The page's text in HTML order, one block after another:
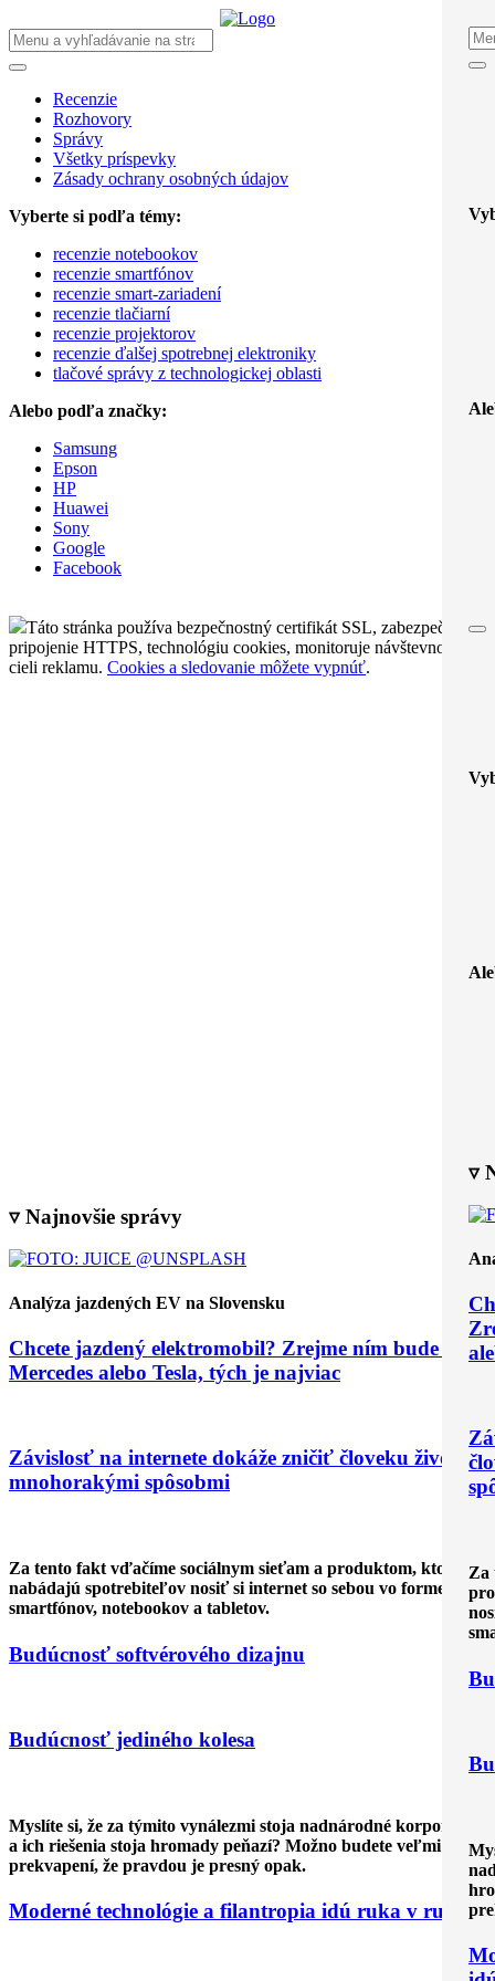
▿
Za
Recenzie
Rozhovory
Správy
Všetky príspevky
Zásady ochrany osobných údajov
Vyberte si podľa témy:
recenzie notebookov
recenzie smartfónov
recenzie smart-zariadení
recenzie tlačiarní
recenzie projektorov
recenzie ďalšej spotrebnej elektroniky
tlačové správy z technologickej oblasti
Alebo podľa značky:
Samsung
Epson
HP
Huawei
Sony
Google
Facebook
Táto stránka používa bezpečnostný certifikát SSL, zabezpečené
pripojenie HTTPS, technológiu cookies, monitoruje návštevnosť a
cieli reklamu. Cookies a sledovanie môžete vypnúť.
▿ Najnovšie správy
Analýza jazdených EV na Slovensku
Chcete jazdený elektromobil? Zrejme ním bude VW,
Mercedes alebo Tesla, tých je najviac
Závislosť na internete dokáže zničiť človeku život
mnohorakými spôsobmi
Za tento fakt vďačíme sociálnym sieťam a produktom, ktoré
nabádajú spotrebiteľov nosiť si internet so sebou vo forme
smartfónov, notebookov a tabletov.
Budúcnosť softvérového dizajnu
Budúcnosť jediného kolesa
Myslíte si, že za týmito vynálezmi stoja nadnárodné korporácie
a ich riešenia stoja hromady peňazí? Možno budete veľmi
prekvapení, že pravdou je presný opak.
Moderné technológie a filantropia idú ruka v ruke